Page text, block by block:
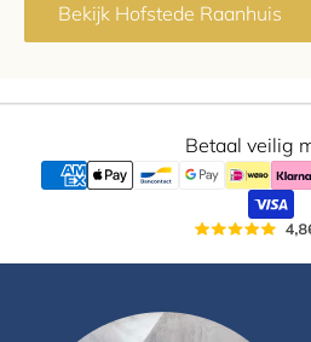
Bekijk Hofstede Raanhuis
Betaal veilig